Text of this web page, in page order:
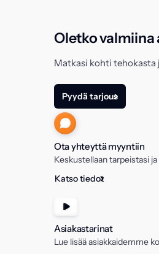
Oletko
Matkasi kohti tehokasta
Pyydä tarjous
Ota yhteyttä myyntiin
Keskustellaan tarpeistasi
Katso tiedot
Asiakastarinat
Lue lisää asiakkaidemme